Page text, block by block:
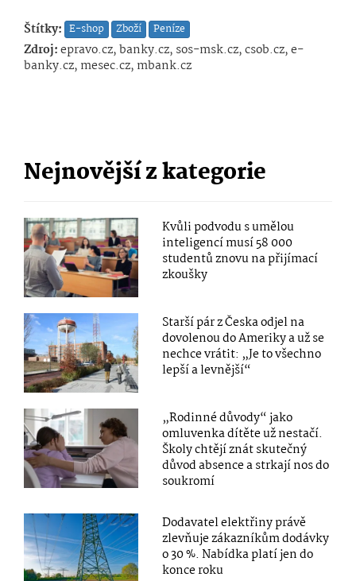
Štítky: E-shop Zboží Peníze
Zdroj:epravo.cz, banky.cz, sos-msk.cz, csob.cz, e-
banky.cz, mesec.cz, mbank.cz
Nejnovější z kategorie
Kvůli podvodu s umělou
inteligencí musí 58 000
studentů znovu na přijímací
zkoušky
Starší pár z Česka odjel na
dovolenou do Ameriky a už se
nechce vrátit: „Je to všechno
lepší a levnější“
„Rodinné důvody“ jako
omluvenka dítěte už nestačí.
Školy chtějí znát skutečný
důvod absence a strkají nos do
soukromí
Dodavatel elektřiny právě
zlevňuje zákazníkům dodávky
o 30 %. Nabídka platí jen do
konce roku